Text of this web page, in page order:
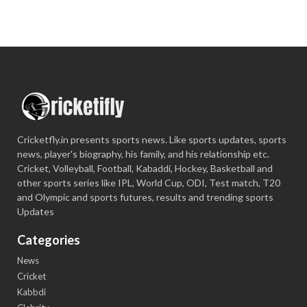
Cricketfly.in presents sports news. Like sports updates, sports
news, player's biography, his family, and his relationship etc.
Cricket, Volleyball, Football, Kabaddi, Hockey, Basketball and
other sports series like IPL, World Cup, ODI, Test match, T20
and Olympic and sports futures, results and trending sports
Updates
Categories
News
Cricket
Kabbdi